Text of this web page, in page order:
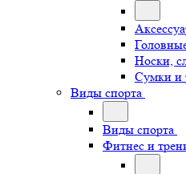
Носки,
Сумки и
Виды спорта
Виды спорта
Фитнес и